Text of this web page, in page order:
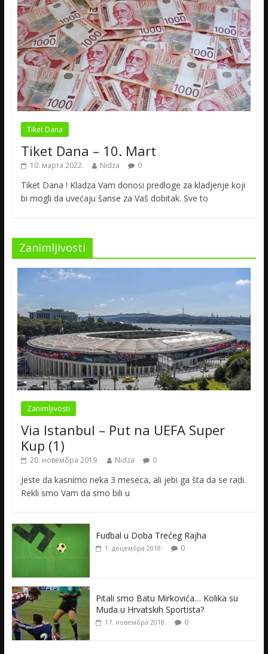
Tiket Dana
Tiket Dana – 10. Mart
10. марта 2022. Nidza 0
Tiket Dana ! Kladza Vam donosi predloge za kladjenje koji
bi mogli da uvećaju šanse za Vaš dobitak. Sve to
Zanimljivosti
Zanimljivosti
Via Istanbul – Put na UEFA Super
Kup (1)
20. новембра 2019. Nidza 0
Jeste da kasnimo neka 3 meseca, ali jebi ga šta da se radi.
Rekli smo Vam da smo bili u
Fudbal u Doba Trećeg Rajha
1. децембра 2018. 0
Pitali smo Batu Mirkovića… Kolika su
Muda u Hrvatskih Sportista?
17. новембра 2018. 0